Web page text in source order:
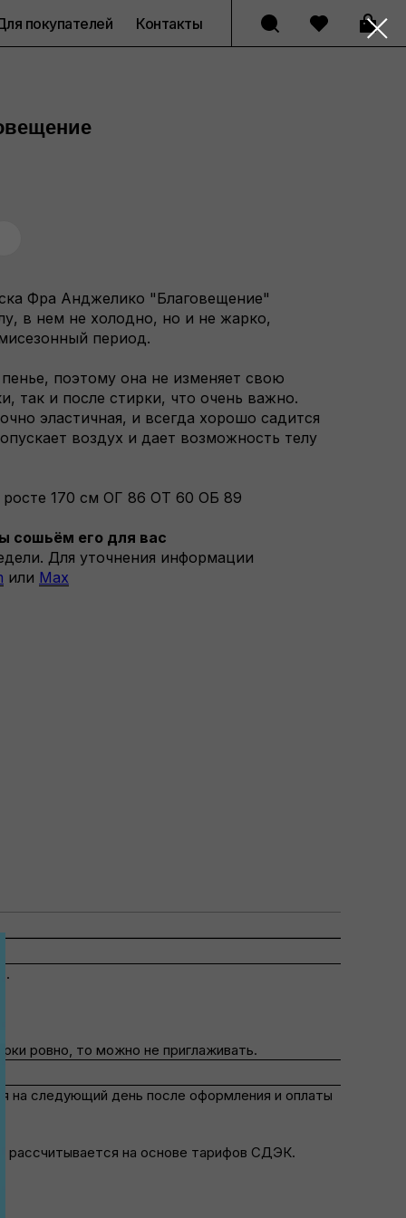
Контакты
покупателей
Фра Анджелико "Благовещение"
в нем не холодно, но и не жарко,
период.
поэтому она не изменяет свою
так и после стирки, что очень важно.
эластичная, и всегда хорошо садится
воздух и дает возможность телу
170 см ОГ 86 ОТ 60 ОБ 89
сошьём его для вас
Для уточнения информации
или Max
ровно, то можно не приглаживать.
на следующий день после оформления и оплаты
рассчитывается на основе тарифов СДЭК.